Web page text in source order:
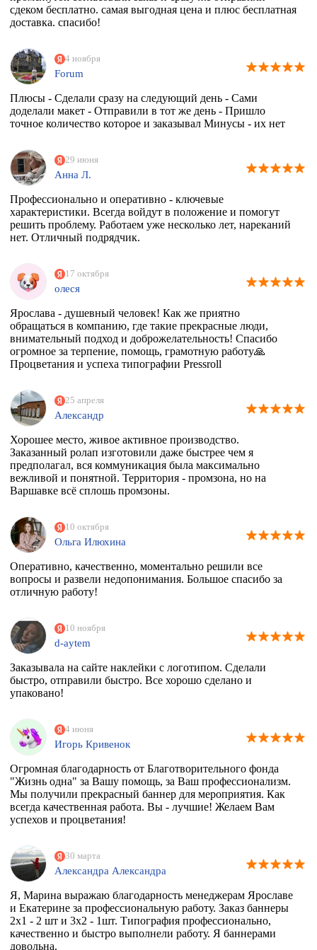
сдеком бесплатно. самая выгодная цена и плюс бесплатная
доставка. спасибо!
4 ноября
Forum
Плюсы - Сделали сразу на следующий день - Сами
доделали макет - Отправили в тот же день - Пришло
точное количество которое и заказывал Минусы - их нет
29 июня
Анна Л.
Профессионально и оперативно - ключевые
характеристики. Всегда войдут в положение и помогут
решить проблему. Работаем уже несколько лет, нареканий
нет. Отличный подрядчик.
17 октября
олеся
Ярослава - душевный человек! Как же приятно
обращаться в компанию, где такие прекрасные люди,
внимательный подход и доброжелательность! Спасибо
огромное за терпение, помощь, грамотную работу🙏
Процветания и успеха типографии Pressroll
25 апреля
Александр
Хорошее место, живое активное производство.
Заказанный ролап изготовили даже быстрее чем я
предполагал, вся коммуникация была максимально
вежливой и понятной. Территория - промзона, но на
Варшавке всё сплошь промзоны.
10 октября
Ольга Илюхина
Оперативно, качественно, моментально решили все
вопросы и развели недопонимания. Большое спасибо за
отличную работу!
10 ноября
d-aytem
Заказывала на сайте наклейки с логотипом. Сделали
быстро, отправили быстро. Все хорошо сделано и
упаковано!
4 июня
Игорь Кривенок
Огромная благодарность от Благотворительного фонда
"Жизнь одна" за Вашу помощь, за Ваш профессионализм.
Мы получили прекрасный баннер для мероприятия. Как
всегда качественная работа. Вы - лучшие! Желаем Вам
успехов и процветания!
30 марта
Александра Александра
Я, Марина выражаю благодарность менеджерам Ярославе
и Екатерине за профессиональную работу. Заказ баннеры
2х1 - 2 шт и 3х2 - 1шт. Типография профессионально,
качественно и быстро выполнели работу. Я баннерами
довольна.